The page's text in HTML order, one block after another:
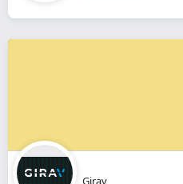
Girav